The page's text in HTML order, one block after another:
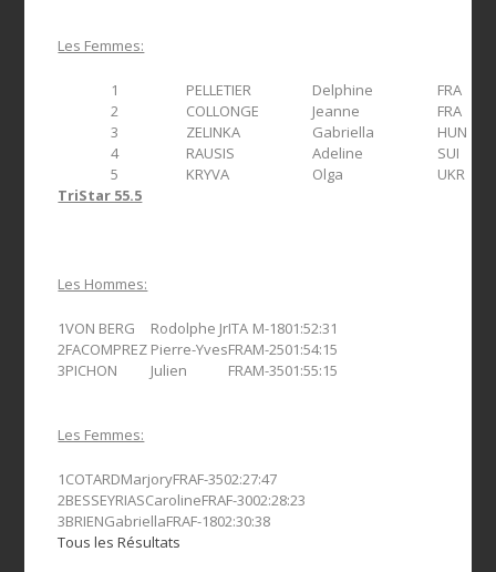
Les Femmes:
1 PELLETIER Delphine
FRA
2
COLLONGE Jeanne
FRA
3
ZELINKA Gabriella
HUN
4
RAUSIS Adeline
SUI
5
KRYVA Olga
UKR
TriStar 55.5
Les Hommes:
1VON BERG Rodolphe JrITA M-1801:52:31
2FACOMPREZ Pierre-YvesFRAM-2501:54:15
3PICHON Julien FRAM-3501:55:15
Les Femmes:
1COTARDMarjoryFRAF-3502:27:47
2BESSEYRIASCarolineFRAF-3002:28:23
3BRIENGabriellaFRAF-1802:30:38
Tous les Résultats